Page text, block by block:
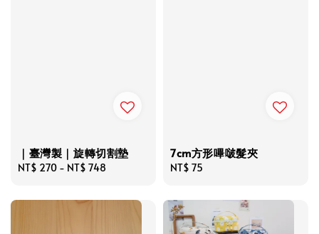
｜臺灣製｜旋轉切割墊
Regular
NT$ 270 - NT$ 748
7cm方形嗶啵髮夾
Regular
NT$ 75